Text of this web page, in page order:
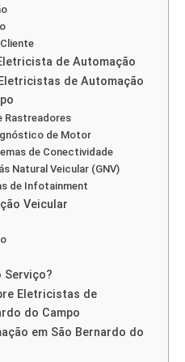
de Automação
de Automação
Rastreadores
de Motor
de Conectividade
Natural Veicular (GNV)
de Infotainment
Veicular
Serviço?
Eletricistas de
do Campo
em São Bernardo do